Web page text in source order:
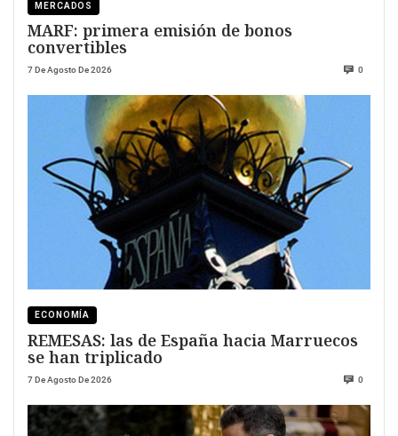
MERCADOS
MARF: primera emisión de bonos
convertibles
7 De Agosto De 2026 0
ECONOMÍA
REMESAS: las de España hacia Marruecos
se han triplicado
7 De Agosto De 2026 0